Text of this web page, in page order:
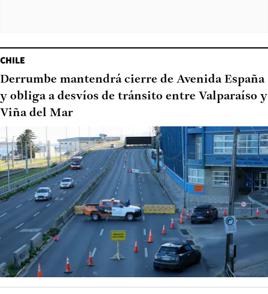
CHILE
Derrumbe mantendrá cierre de Avenida España
y obliga a desvíos de tránsito entre Valparaíso y
Viña del Mar